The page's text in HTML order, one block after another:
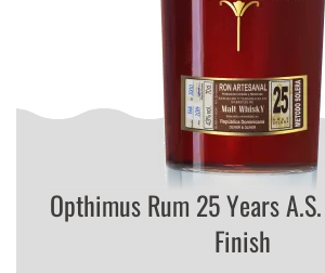
Opthimus Rum 25 Years
Finish